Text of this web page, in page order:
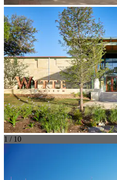
1 / 10